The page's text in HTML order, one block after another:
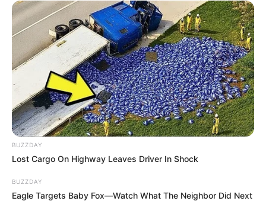
ฤกษ์แต่งงาน พฤศจิกายน 2562 ฤกษ์มงคลสำหรับเริ่มต้นชีวิตคู่
30 ต.ค. 2019
BUZZDAY
Lost Cargo On Highway Leaves Driver In Shock
BUZZDAY
Eagle Targets Baby Fox—Watch What The Neighbor Did Next